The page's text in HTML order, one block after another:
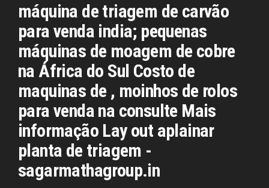
máquina de triagem de carvão
para venda india; pequenas
máquinas de moagem de cobre
na África do Sul Costo de
maquinas de , moinhos de rolos
para venda na consulte Mais
informação Lay out aplainar
planta de triagem -
sagarmathagroup.in